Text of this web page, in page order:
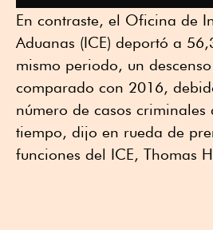
En contraste, el Oficina de
Aduanas (ICE) deportó a
mismo periodo, un
comparado con 2016,
número de casos criminales
tiempo, dijo en rueda de
funciones del ICE, Thomas